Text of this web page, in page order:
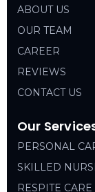
ABOUT US
OUR TEAM
CAREER
REVIEWS
CONTACT US
Our
PERSONAL
SKILLED
RESPITE CARE